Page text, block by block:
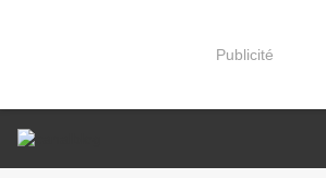
Publicité